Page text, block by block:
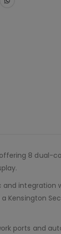
8 dual-
Kensington
ports and